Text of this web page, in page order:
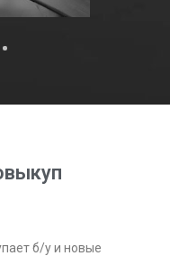
4
б/у и новые